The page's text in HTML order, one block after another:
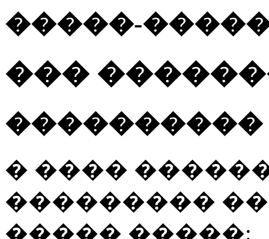
�����-
���
���������� №
� ����
���������
����� �����: